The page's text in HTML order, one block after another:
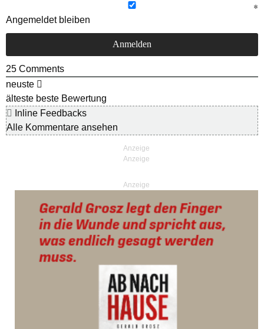
Angemeldet bleiben
25 Comments
neuste
älteste beste Bewertung
Inline Feedbacks
Alle Kommentare ansehen
Anzeige